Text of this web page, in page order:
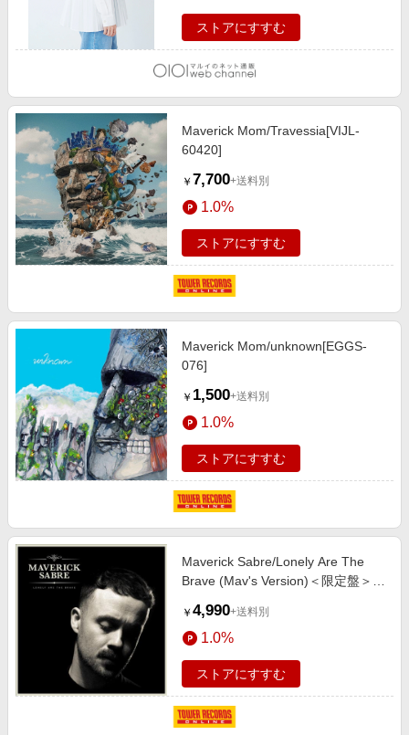
ストアにすすむ
Maverick Mom/Travessia[VIJL-
60420]
￥ 7,700+送料別
1.0%
ストアにすすむ
Maverick Mom/unknown[EGGS-
076]
￥ 1,500+送料別
1.0%
ストアにすすむ
Maverick Sabre/Lonely Are The
Brave (Mav's Version)＜限定盤＞
￥ 4,990+送料別
1.0%
ストアにすすむ